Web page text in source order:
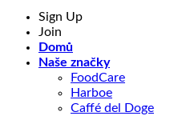
Sign Up
Join
Domů
Naše značky
FoodCare
Harboe
Caffé del Doge